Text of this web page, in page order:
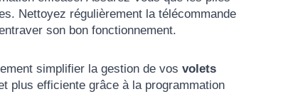
Nettoyez régulièrement la télécommande
son bon fonctionnement.
simplifier la gestion de vos volets
plus efficiente grâce à la programmation